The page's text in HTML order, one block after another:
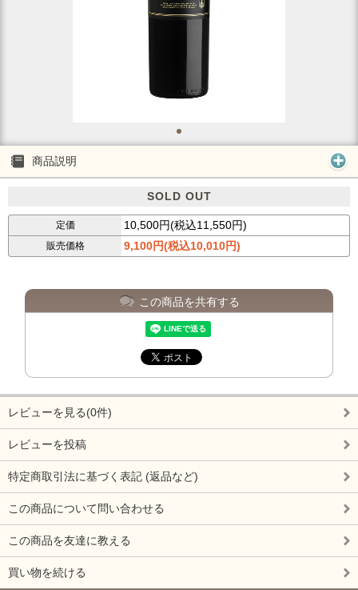
商品説明
SOLD OUT
定価 10,500円(税込11,550円)
販売価格 9,100円(税込10,010円)
この商品を共有する
レビューを見る(0件)
レビューを投稿
特定商取引法に基づく表記 (返品など)
この商品について問い合わせる
この商品を友達に教える
買い物を続ける